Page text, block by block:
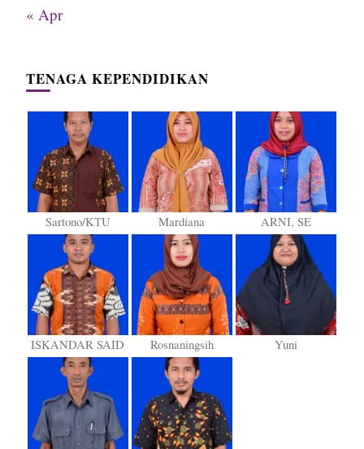
« Apr
TENAGA KEPENDIDIKAN
Sartono/KTU Mardiana ARNI, SE
ISKANDAR SAID Rosnaningsih Yuni